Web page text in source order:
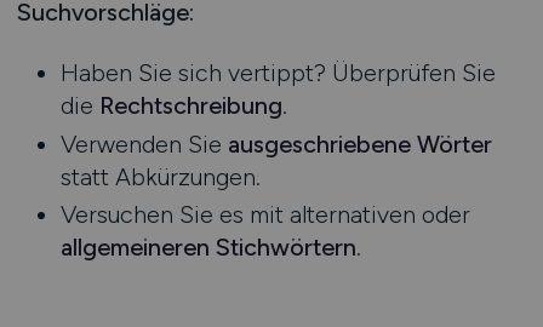
Qualitätsmanagement / -sicherung
SEO
Social Media
Softwareentwicklung
System- / Netzwerkadministration
Vertrieb / Sales
Mecklenburg-Vorpommern
Nordrhein-Westfalen
Rheinland-Pfalz
Saarland
Sachsen
Sachsen-Anhalt
Schleswig-Holstein
Suchvorschläge:
Haben Sie sich vertippt? Überprüfen Sie
die Rechtschreibung.
Verwenden Sie ausgeschriebene Wörter
statt Abkürzungen.
Versuchen Sie es mit alternativen oder
allgemeineren Stichwörtern.